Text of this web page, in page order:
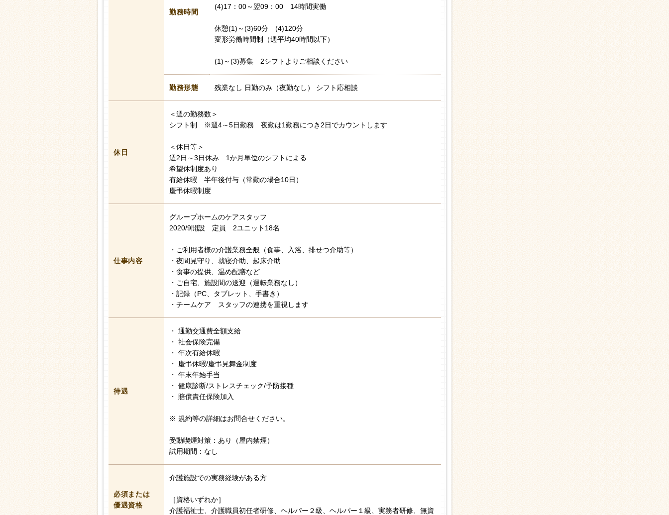
勤務時間
(4)17：00～翌09：00 14時間実働
休憩(1)～(3)60分 (4)120分
変形労働時間制（週平均40時間以下）
(1)～(3)募集 2シフトよりご相談ください
勤務形態 残業なし 日勤のみ（夜勤なし） シフト応相談
休日
＜週の勤務数＞
シフト制 ※週4～5日勤務 夜勤は1勤務につき2日でカウントします
＜休日等＞
週2日～3日休み 1か月単位のシフトによる
希望休制度あり
有給休暇 半年後付与（常勤の場合10日）
慶弔休暇制度
仕事内容
グループホームのケアスタッフ
2020/9開設 定員 2ユニット18名
・ご利用者様の介護業務全般（食事、入浴、排せつ介助等）
・夜間見守り、就寝介助、起床介助
・食事の提供、温め配膳など
・ご自宅、施設間の送迎（運転業務なし）
・記録（PC、タブレット、手書き）
・チームケア スタッフの連携を重視します
待遇
・ 通勤交通費全額支給
・ 社会保険完備
・ 年次有給休暇
・ 慶弔休暇/慶弔見舞金制度
・ 年末年始手当
・ 健康診断/ストレスチェック/予防接種
・ 賠償責任保険加入
※ 規約等の詳細はお問合せください。
受動喫煙対策：あり（屋内禁煙）
試用期間：なし
必須または
優遇資格
介護施設での実務経験がある方
［資格いずれか］
介護福祉士、介護職員初任者研修、ヘルパー２級、ヘルパー１級、実務者研修、無資